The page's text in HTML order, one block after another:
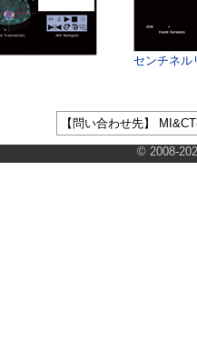
センチネル
【問い合わせ先】
© 2008-